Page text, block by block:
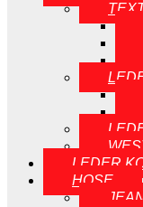
LEDER
HOSE